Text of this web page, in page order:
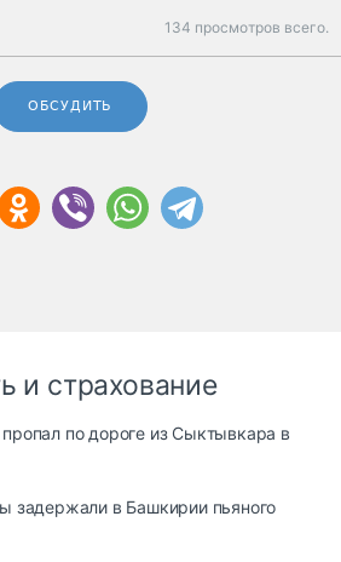
134 просмотров всего.
ОБСУДИТЬ
и страхование
по дороге из Сыктывкара в
задержали в Башкирии пьяного